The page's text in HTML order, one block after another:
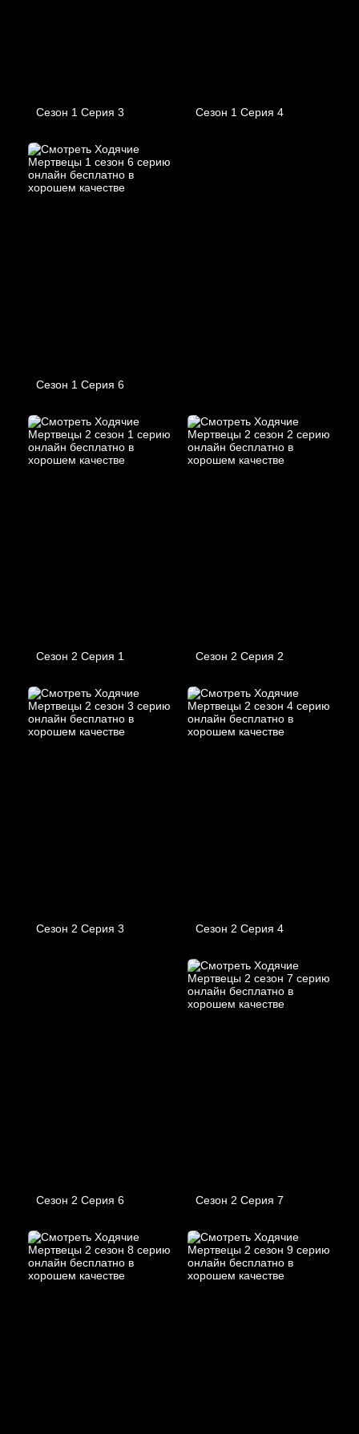
Сезон 1 Серия 3 Сезон 1 Серия 4
Сезон 1 Серия 6
Сезон 2 Серия 1 Сезон 2 Серия 2
Сезон 2 Серия 3 Сезон 2 Серия 4
Сезон 2 Серия 6 Сезон 2 Серия 7